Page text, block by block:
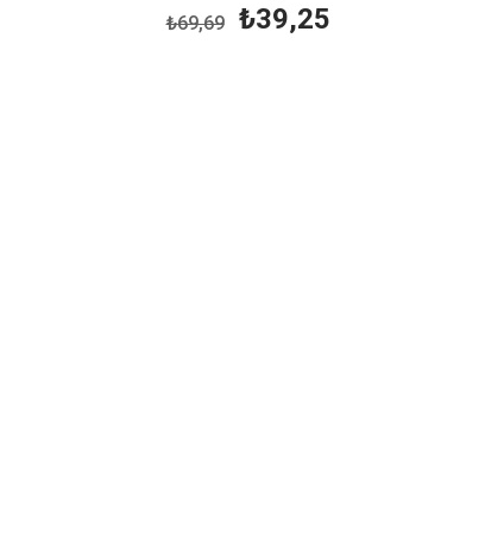
₺39,25
₺69,69